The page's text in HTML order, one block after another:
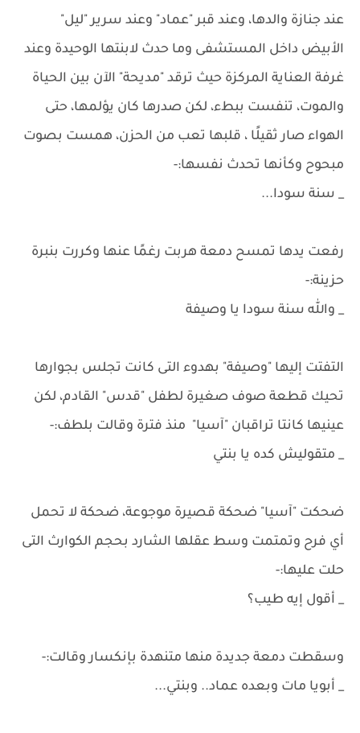
عند جنازة والدها، وعند قبر "عماد" وعند سرير "ليل"
الأبيض داخل المستشفى وما حدث لابنتها الوحيدة وعند
غرفة العناية المركزة حيث ترقد "مديحة" الآن بين الحياة
والموت، تنفست ببطء، لكن صدرها كان يؤلمها، حتى
الهواء صار ثقيلًا ، قلبها تعب من الحزن، همست بصوت
مبحوح وكأنها تحدث نفسها:-
_ سنة سودا...
رفعت يدها تمسح دمعة هربت رغمًا عنها وكررت بنبرة
حزينة:-
_ والله سنة سودا يا وصيفة
التفتت إليها "وصيفة" بهدوء التى كانت تجلس بجوارها
تحيك قطعة صوف صغيرة لطفل "قدس" القادم، لكن
عينيها كانتا تراقبان "آسيا" منذ فترة وقالت بلطف:-
_ متقوليش كده يا بنتي
ضحكت "آسيا" ضحكة قصيرة موجوعة، ضحكة لا تحمل
أي فرح وتمتمت وسط عقلها الشارد بحجم الكوارث التى
حلت عليها:-
_ أقول إيه طيب؟
وسقطت دمعة جديدة منها متنهدة بإنكسار وقالت:-
_ أبويا مات وبعده عماد.. وبنتي...